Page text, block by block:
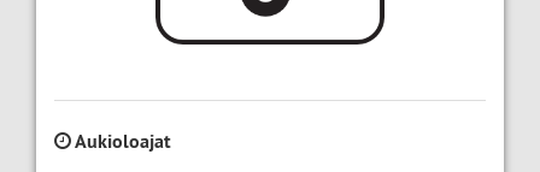
Aukioloajat